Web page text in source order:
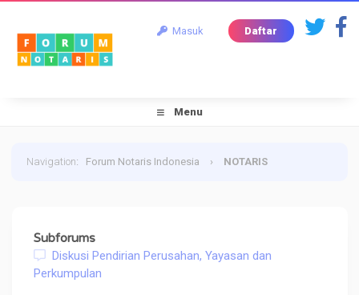
Masuk Daftar
Menu
Navigation: Forum Notaris Indonesia › NOTARIS
Subforums
Diskusi Pendirian Perusahan, Yayasan dan
Perkumpulan